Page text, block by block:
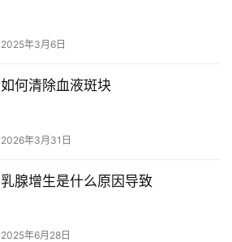
2025年3月6日
如何清除血液斑块
2026年3月31日
乳腺增生是什么原因导致
2025年6月28日